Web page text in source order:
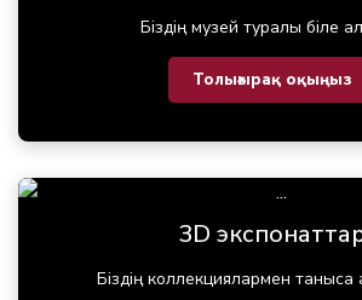
Біздің музей туралы біле
Толығырақ оқыңыз
3D
Біздің коллекциялармен таныса